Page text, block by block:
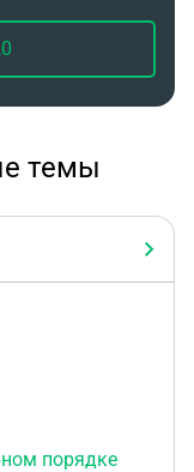
темы
порядке